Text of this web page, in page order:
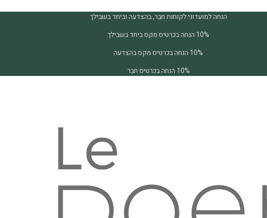
הנחה למועדוני לקוחות חבֵר, בהצדעה וביחד בשבילך
10% הנחה בכרטיס מקס ביחד בשבילך
10% הנחה בכרטיס מקס בהצדעה
10% הנחה בכרטיס חבֵר